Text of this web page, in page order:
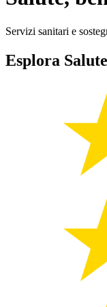
Servizi sanitari e
Esplora